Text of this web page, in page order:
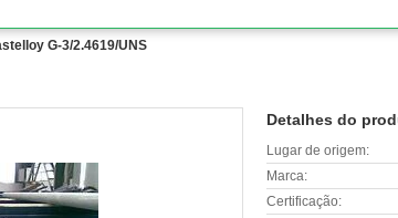
G-3/2.4619/UNS
Detalhes do
Lugar de origem:
Marca:
Certificação: